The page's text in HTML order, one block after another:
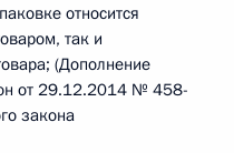
относится
так и
(Дополнение
от 29.12.2014 № 458-
закона